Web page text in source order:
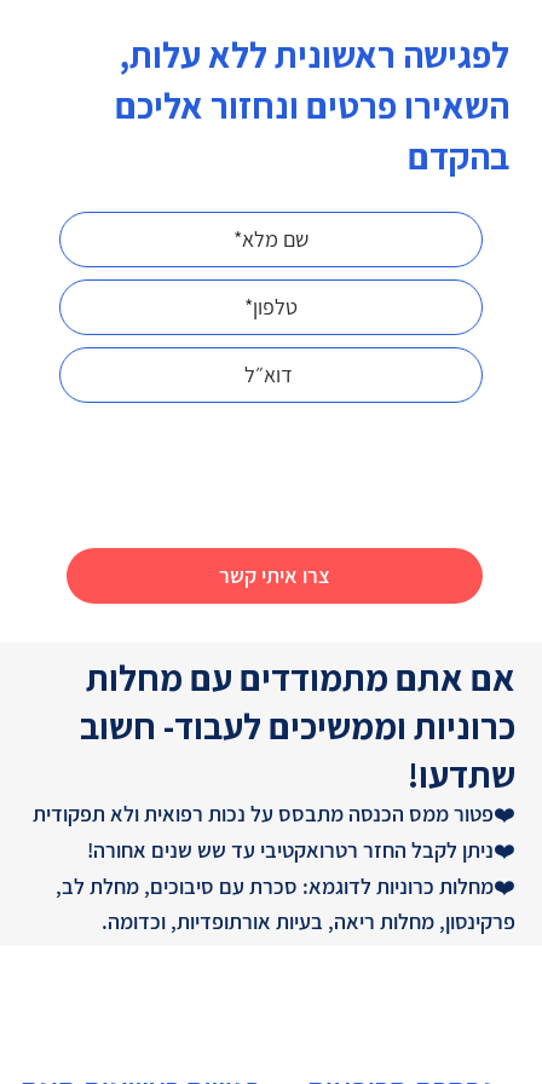
לפגישה ראשונית ללא עלות,
השאירו פרטים ונחזור אליכם
בהקדם
צרו איתי קשר
אם אתם מתמודדים עם מחלות
כרוניות וממשיכים לעבוד- חשוב
שתדעו!
❤️פטור ממס הכנסה מתבסס על נכות רפואית ולא תפקודית
❤️ניתן לקבל החזר רטרואקטיבי עד שש שנים אחורה!
❤️מחלות כרוניות לדוגמא: סכרת עם סיבוכים, מחלת לב,
פרקינסון, מחלות ריאה, בעיות אורתופדיות, וכדומה.